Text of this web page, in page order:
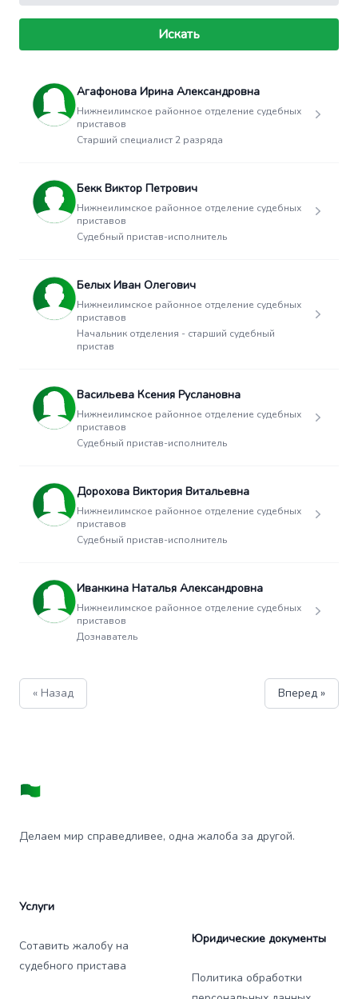
Искать
Агафонова Ирина Александровна
Нижнеилимское районное отделение судебных
приставов
Старший специалист 2 разряда
Бекк Виктор Петрович
Нижнеилимское районное отделение судебных
приставов
Судебный пристав-исполнитель
Белых Иван Олегович
Нижнеилимское районное отделение судебных
приставов
Начальник отделения - старший судебный
пристав
Васильева Ксения Руслановна
Нижнеилимское районное отделение судебных
приставов
Судебный пристав-исполнитель
Дорохова Виктория Витальевна
Нижнеилимское районное отделение судебных
приставов
Судебный пристав-исполнитель
Иванкина Наталья Александровна
Нижнеилимское районное отделение судебных
приставов
Дознаватель
« Назад Вперед »
Делаем мир справедливее, одна жалоба за другой.
Услуги
Сотавить жалобу на
судебного пристава
Юридические документы
Политика обработки